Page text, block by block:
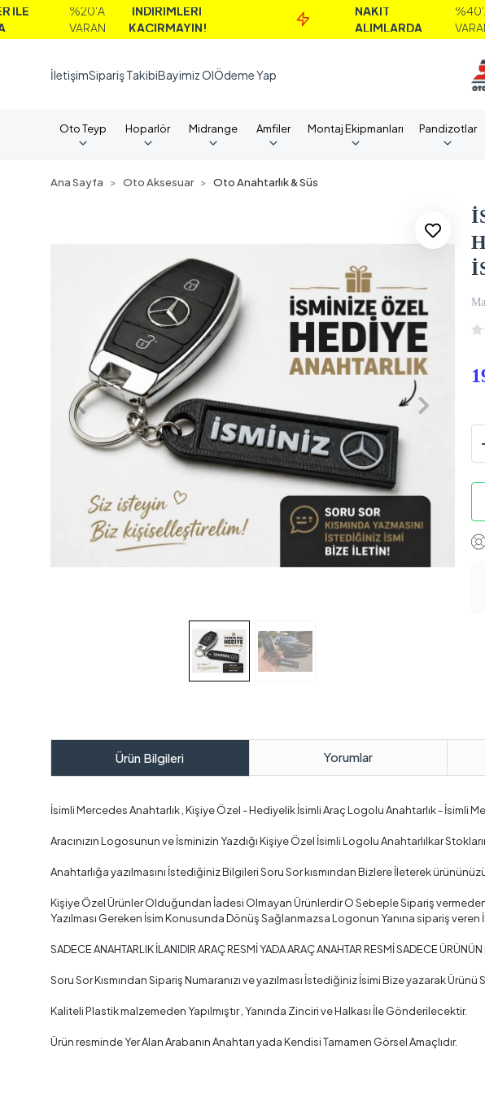
%20'A
İNDİRİMLERİ
KAÇIRMAYIN!
NAKİT
ALIMLARDA
VARAN
İletişimSipariş TakibiBayimiz OlÖdeme Yap
Oto Teyp Hoparlör Midrange Amfiler Montaj Ekipmanları Pandizotlar
Ana Sayfa Oto Aksesuar Oto Anahtarlık & Süs
Ürün Bilgileri Yorumlar
İsimli Mercedes Anahtarlık , Kişiye Özel - Hediyelik İsimli Araç Logolu Anahtarlık - İsimli
Aracınızın Logosunun ve İsminizin Yazdığı Kişiye Özel İsimli Logolu Anahtarlılkar
Anahtarlığa yazılmasını İstediğiniz Bilgileri Soru Sor kısmından Bizlere İleterek
Kişiye Özel Ürünler Olduğundan İadesi Olmayan Ürünlerdir O Sebeple Sipariş
Yazılması Gereken İsim Konusunda Dönüş Sağlanmazsa Logonun Yanına sipariş veren
SADECE ANAHTARLIK İLANIDIR ARAÇ RESMİ YADA ARAÇ ANAHTAR RESMİ SADECE
Soru Sor Kısmından Sipariş Numaranızı ve yazılması İstediğiniz İsimi Bize yazarak Ürünü
Kaliteli Plastik malzemeden Yapılmıştır , Yanında Zinciri ve Halkası İle Gönderilecektir.
Ürün resminde Yer Alan Arabanın Anahtarı yada Kendisi Tamamen Görsel Amaçlıdır.